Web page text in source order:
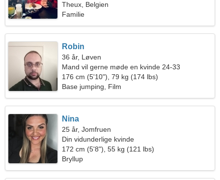
Theux, Belgien
Familie
Robin
36 år, Løven
Mand vil gerne møde en kvinde 24-33
176 cm (5'10"), 79 kg (174 lbs)
Base jumping, Film
Nina
25 år, Jomfruen
Din vidunderlige kvinde
172 cm (5'8"), 55 kg (121 lbs)
Bryllup